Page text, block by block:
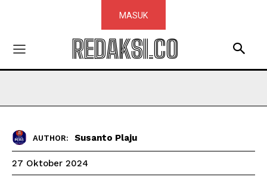
MASUK
REDAKSI.CO
AUTHOR: Susanto Plaju
27 Oktober 2024